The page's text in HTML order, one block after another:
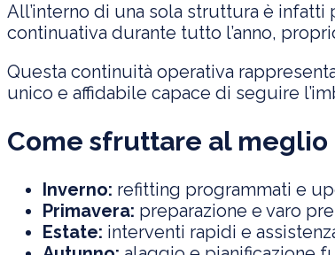
All’interno di una sola struttura è
continuativa durante tutto l’anno,
Questa continuità operativa
unico e affidabile capace di seguire
Come sfruttare al meglio
Inverno: refitting programmati e
Primavera: preparazione e varo
Estate: interventi rapidi e